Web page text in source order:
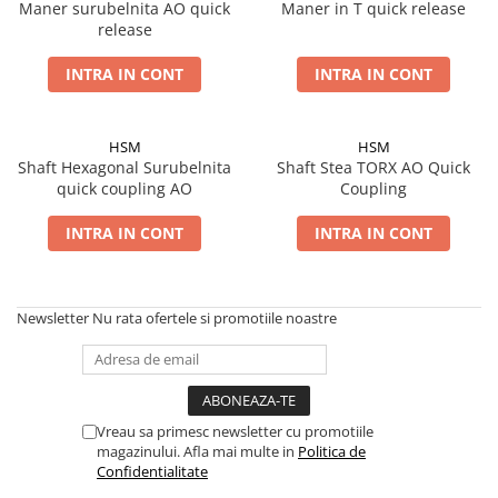
Forceps de camp
Forceps Reducere & Fixatori
Motoare Ortopedie
Port ac
Surubelnite
Tarod
Tintire (Aiming)
Plăci L, T și Mesh
Plăci Neblocate
Plăci Reconstrucție
Plăci Tubulare
Set Instrumentar Ortopedie
Placi Blocate 2.7
Placi Blocate 3.5
Placi Neblocate 1.5
Placi Neblocate 2.0
Placi Neblocate 2.7
Proteza Calcaneus
SpinoFix Coloana
Suruburi Blocate HEX
Suruburi Blocate TORX
Maner surubelnita AO quick
release
INTRA IN CONT
Maner in T quick release
INTRA IN CONT
HSM
Shaft Hexagonal Surubelnita
quick coupling AO
INTRA IN CONT
HSM
Shaft Stea TORX AO Quick
Coupling
INTRA IN CONT
Newsletter Nu rata ofertele si promotiile noastre
Vreau sa primesc newsletter cu promotiile
magazinului. Afla mai multe in Politica de
Confidentialitate